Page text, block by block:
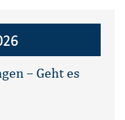
– Geht es